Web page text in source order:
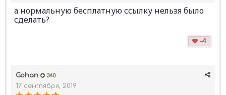
а нормальную бесплатную ссылку нельзя было
сделать?
-4
Gohan 340
17 сентября, 2019